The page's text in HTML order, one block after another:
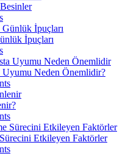
İpuçları
Uyumu Neden Önemlidir?
Etkileyen Faktörler